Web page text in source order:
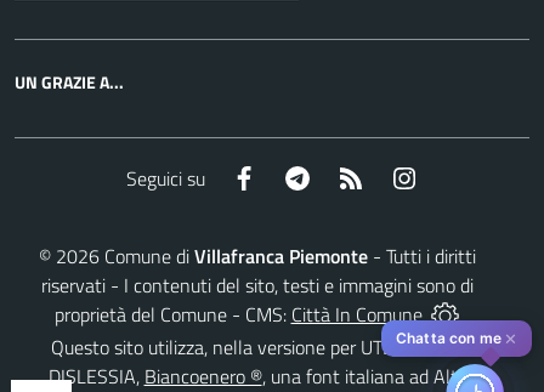
UN GRAZIE A...
Seguici su Facebook Telegram RSS
© 2026 Comune diVillafranca Piemonte - Tutti i diritti
riservati - I contenuti del sito, testi e immagini sono di
proprietà del Comune - CMS: Città In Comune
Questo sito utilizza, nella versione per UTENTI CON
DISLESSIA, Biancoenero ®, una font italiana ad Alta
Chatta con me ✕